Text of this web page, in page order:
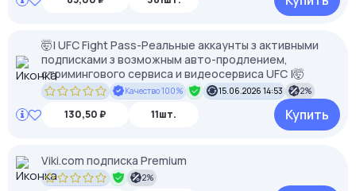
🤯| UFC Fight Pass-Реальные аккаунты з активными
подписками з возможным авто-продлением,
стримингового сервиса и видеосервиса UFC |🤯
Качество 100% 15.06.2026 14:53 2%
130,50 ₽ 11шт. Купить
Viki.com подписка Premium
2%